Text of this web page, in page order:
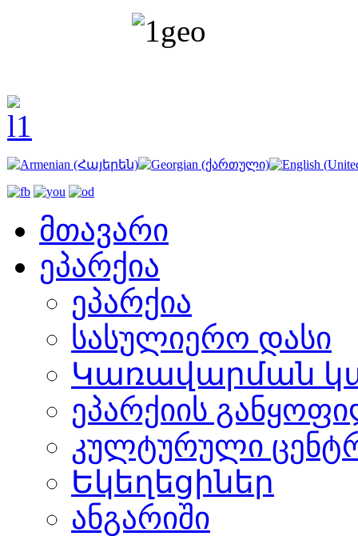
მთავარი
ეპარქია
ეპარქია
სასულიერო დასი
Կառավարման
ეპარქიის
კულტურული
Եկեղեցիներ
ანგარიში